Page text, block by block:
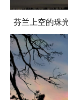
芬兰上空的珠